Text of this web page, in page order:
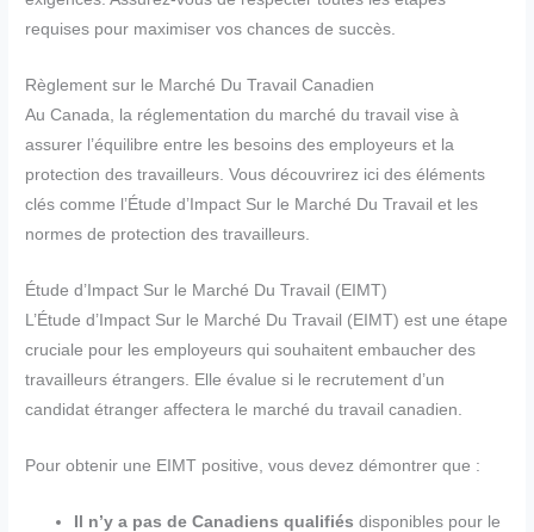
requises pour maximiser vos chances de succès.
Règlement sur le Marché Du Travail Canadien
Au Canada, la réglementation du marché du travail vise à
assurer l’équilibre entre les besoins des employeurs et la
protection des travailleurs. Vous découvrirez ici des éléments
clés comme l’Étude d’Impact Sur le Marché Du Travail et les
normes de protection des travailleurs.
Étude d’Impact Sur le Marché Du Travail (EIMT)
L’Étude d’Impact Sur le Marché Du Travail (EIMT) est une étape
cruciale pour les employeurs qui souhaitent embaucher des
travailleurs étrangers. Elle évalue si le recrutement d’un
candidat étranger affectera le marché du travail canadien.
Pour obtenir une EIMT positive, vous devez démontrer que :
Il n’y a pas de Canadiens qualifiés disponibles pour le